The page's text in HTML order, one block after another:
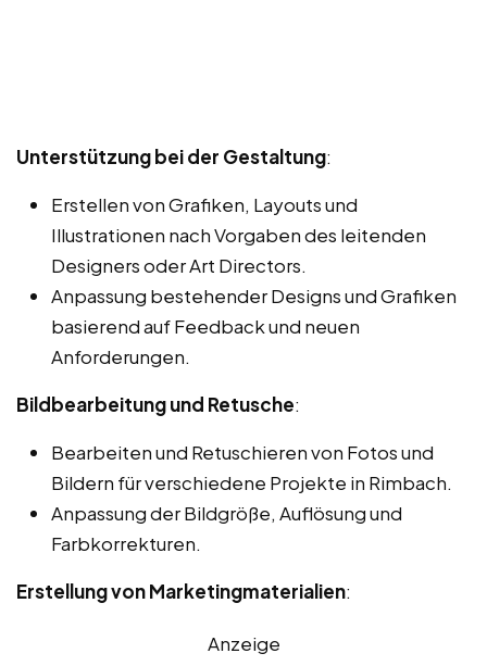
Unterstützung bei der Gestaltung:
Erstellen von Grafiken, Layouts und
Illustrationen nach Vorgaben des leitenden
Designers oder Art Directors.
Anpassung bestehender Designs und Grafiken
basierend auf Feedback und neuen
Anforderungen.
Bildbearbeitung und Retusche:
Bearbeiten und Retuschieren von Fotos und
Bildern für verschiedene Projekte in Rimbach.
Anpassung der Bildgröße, Auflösung und
Farbkorrekturen.
Erstellung von Marketingmaterialien:
Anzeige